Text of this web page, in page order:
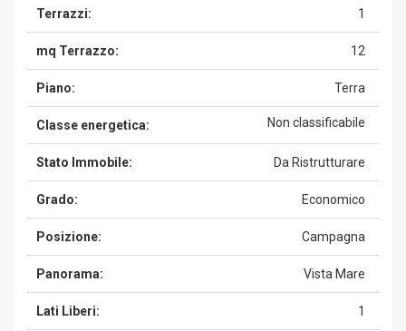
Terrazzi: 1
mq Terrazzo: 12
Piano: Terra
Classe energetica: Non classificabile
Stato Immobile: Da Ristrutturare
Grado: Economico
Posizione: Campagna
Panorama: Vista Mare
Lati Liberi: 1